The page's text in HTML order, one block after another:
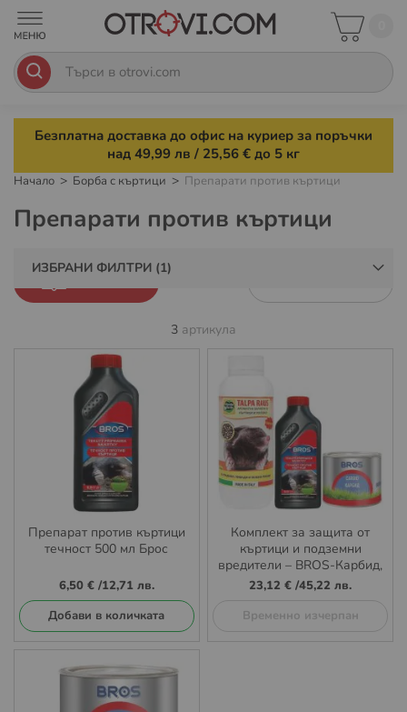
Безплатна доставка до офис на куриер за поръчки
над 49,99 лв / 25,56 € до 5 кг
Начало Борба с къртици Препарати против къртици
Препарати против къртици
3 артикула
Препарат против къртици
течност 500 мл Брос
6,50 €/12,71 лв.
Добави в количката
Комплект за защита от
къртици и подземни
вредители – BROS-Карбид,
BROS Течен препарат и
23,12 € /45,22 лв.
Временно изчерпан
ИЗБРАНИ ФИЛТРИ